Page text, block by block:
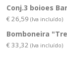
Conj.3 boioes
€26,59 (Iva incluído)
Bomboneira
€33,32 (Iva incluído)